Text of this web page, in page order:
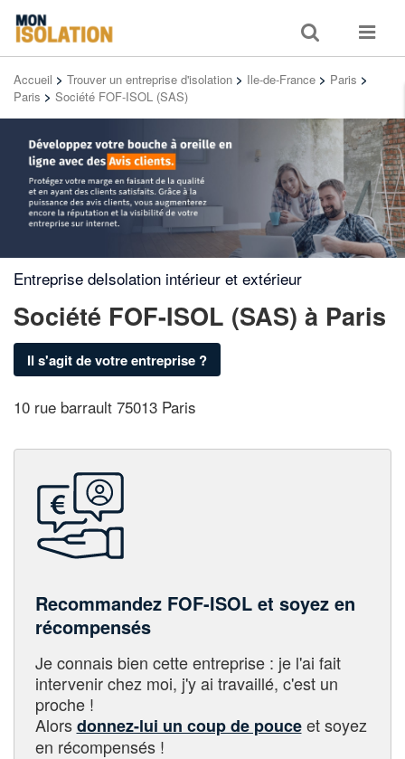
Toggle
search
Toggle
Accueil > Trouver un entreprise d'isolation > Ile-de-France > Paris >
Paris > Société FOF-ISOL (SAS)
Entreprise deIsolation intérieur et extérieur
Société FOF-ISOL (SAS) à Paris
Il s'agit de votre entreprise ?
10 rue barrault 75013 Paris
Recommandez FOF-ISOL et soyez en
récompensés
Je connais bien cette entreprise : je l'ai fait
intervenir chez moi, j'y ai travaillé, c'est un
proche !
Alorsdonnez-lui un coup de pouceet soyez
en récompensés !